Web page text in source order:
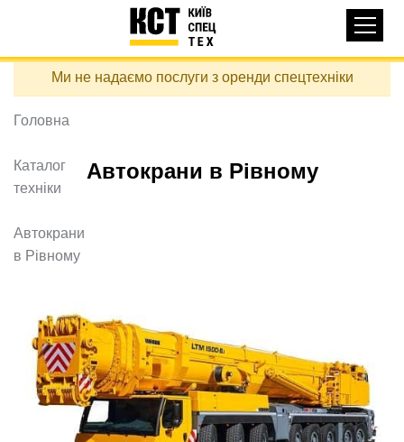
Перейти
вмісту
навигация
КАТАЛОГ ТЕХНІКИ
ДОСТАВКА ТА ОПЛАТА
ПРО НАС
ВІДГУКИ
КОНТАКТИ
ПОДЗВОНИТИ
+38 (097) 746-67-04
ЗАДАТИ ПИТАННЯ
Ми не надаємо послуги з оренди спецтехніки
Автокрани в Рівному
Головна
Каталог
техніки
Автокрани
в Рівному